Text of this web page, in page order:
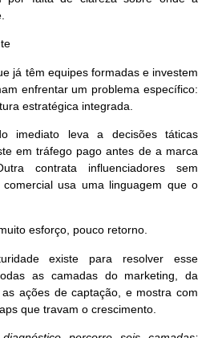
já têm equipes formadas e investem
enfrentar um problema específico:
estratégica integrada.
imediato leva a decisões táticas
em tráfego pago antes de a marca
contrata influenciadores sem
usa uma linguagem que o
esforço, pouco retorno.
existe para resolver esse
as camadas do marketing, da
ações de captação, e mostra com
que travam o crescimento.